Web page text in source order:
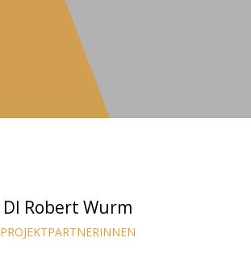
DI Robert Wurm
PROJEKTPARTNERINNEN